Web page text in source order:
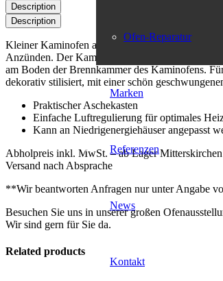
Ofen-Reparatur
Marken
Referenzen
News
Kontakt
Description
Description
Kleiner Kaminofen aus massivem Gusseisen,
Anzünden. Der Kaminofen ist außerdem mit
am Boden der Brennkammer des Kaminofens.
dekorativ stilisiert, mit einer schön
Praktischer Aschekasten
Einfache Luftregulierung für optimales
Kann an Niedrigenergiehäuser angepasst
Abholpreis inkl. MwSt. – ab Lager Mitterskirchen
Versand nach Absprache
**Wir beantworten Anfragen nur unter Angabe
Besuchen Sie uns in unserer großen
Wir sind gern für Sie da.
Related products